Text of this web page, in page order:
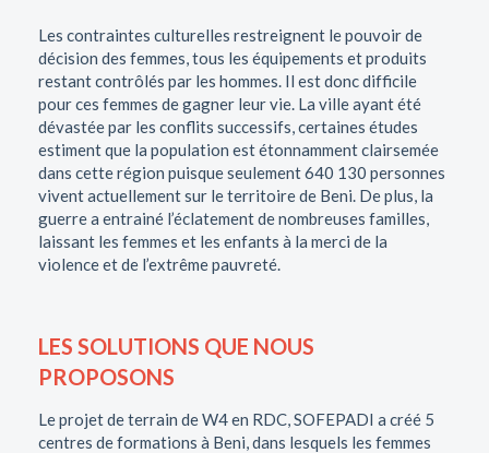
Les contraintes culturelles restreignent le pouvoir de
décision des femmes, tous les équipements et produits
restant contrôlés par les hommes. Il est donc difficile
pour ces femmes de gagner leur vie. La ville ayant été
dévastée par les conflits successifs, certaines études
estiment que la population est étonnamment clairsemée
dans cette région puisque seulement 640 130 personnes
vivent actuellement sur le territoire de Beni. De plus, la
guerre a entrainé l’éclatement de nombreuses familles,
laissant les femmes et les enfants à la merci de la
violence et de l’extrême pauvreté.
LES SOLUTIONS QUE NOUS
PROPOSONS
Le projet de terrain de W4 en RDC, SOFEPADI a créé 5
centres de formations à Beni, dans lesquels les femmes